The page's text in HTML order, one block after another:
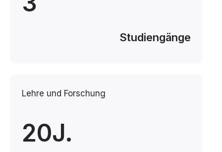
Studiengänge
Lehre und Forschung
20J.